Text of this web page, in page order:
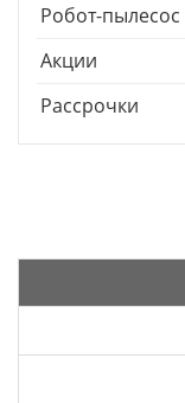
Робот-пылесос
Акции
Рассрочки